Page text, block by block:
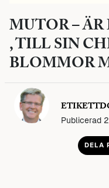
MUTOR –
, TILL SIN
BLOMMOR
Publicerad
DELA